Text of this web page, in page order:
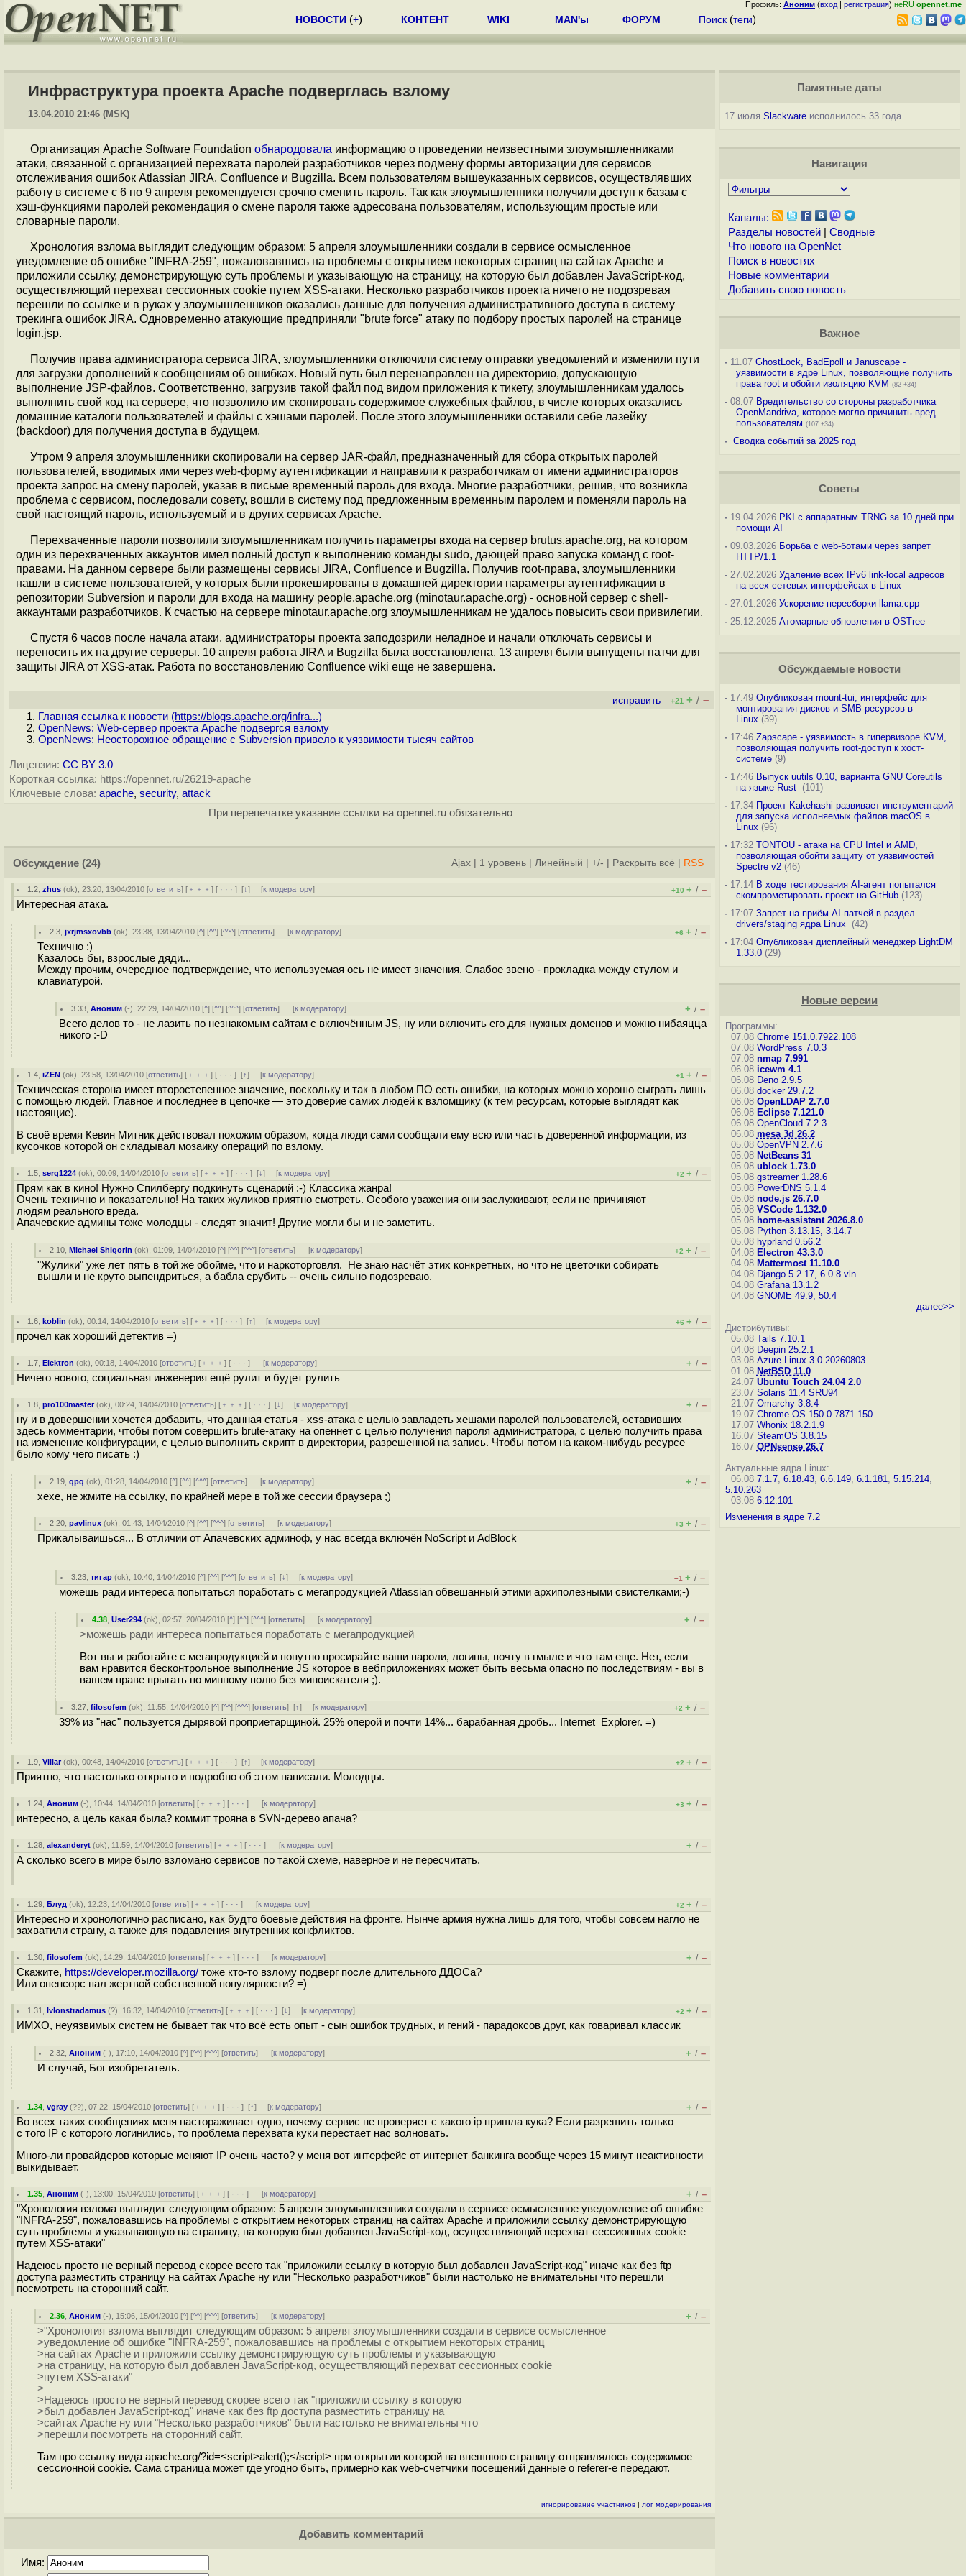
Профиль: Аноним (вход | регистрация) неRU opennet.me
НОВОСТИ (+) КОНТЕНТ WIKI MAN'ы ФОРУМ Поиск (теги)
Инфраструктура проекта Apache подверглась взлому
13.04.2010 21:46 (MSK)
Организация Apache Software Foundation обнародовала информацию о проведении неизвестными злоумышленниками
атаки, связанной с организацией перехвата паролей разработчиков через подмену формы авторизации для сервисов
отслеживания ошибок Atlassian JIRA, Confluence и Bugzilla. Всем пользователям вышеуказанных сервисов, осуществлявших
работу в системе с 6 по 9 апреля рекомендуется срочно сменить пароль. Так как злоумышленники получили доступ к базам с
хэш-функциями паролей рекомендация о смене пароля также адресована пользователям, использующим простые или
словарные пароли.
Хронология взлома выглядит следующим образом: 5 апреля злоумышленники создали в сервисе осмысленное
уведомление об ошибке "INFRA-259", пожаловавшись на проблемы с открытием некоторых страниц на сайтах Apache и
приложили ссылку, демонстрирующую суть проблемы и указывающую на страницу, на которую был добавлен JavaScript-код,
осуществляющий перехват сессионных cookie путем XSS-атаки. Несколько разработчиков проекта ничего не подозревая
перешли по ссылке и в руках у злоумышленников оказались данные для получения административного доступа в систему
трекинга ошибок JIRA. Одновременно атакующие предприняли "brute force" атаку по подбору простых паролей на странице
login.jsp.
Получив права администратора сервиса JIRA, злоумышленники отключили систему отправки уведомлений и изменили пути
для загрузки дополнений к сообщениям об ошибках. Новый путь был перенаправлен на директорию, допускающую
выполнение JSP-файлов. Соответственно, загрузив такой файл под видом приложения к тикету, злоумышленникам удалось
выполнить свой код на сервере, что позволило им скопировать содержимое служебных файлов, в числе которых оказались
домашние каталоги пользователей и файлы с хэшами паролей. После этого злоумышленники оставили себе лазейку
(backdoor) для получения доступа в будущем.
Утром 9 апреля злоумышленники скопировали на сервер JAR-файл, предназначенный для сбора открытых паролей
пользователей, вводимых ими через web-форму аутентификации и направили к разработчикам от имени администраторов
проекта запрос на смену паролей, указав в письме временный пароль для входа. Многие разработчики, решив, что возникла
проблема с сервисом, последовали совету, вошли в систему под предложенным временным паролем и поменяли пароль на
свой настоящий пароль, используемый и в других сервисах Apache.
Перехваченные пароли позволили злоумышленникам получить параметры входа на сервер brutus.apache.org, на котором
один из перехваченных аккаунтов имел полный доступ к выполнению команды sudo, дающей право запуска команд с root-
правами. На данном сервере были размещены сервисы JIRA, Confluence и Bugzilla. Получив root-права, злоумышленники
нашли в системе пользователей, у которых были прокешированы в домашней директории параметры аутентификации в
репозитории Subversion и пароли для входа на машину people.apache.org (minotaur.apache.org) - основной сервер с shell-
аккаунтами разработчиков. К счастью на сервере minotaur.apache.org злоумышленникам не удалось повысить свои привилегии.
Спустя 6 часов после начала атаки, администраторы проекта заподозрили неладное и начали отключать сервисы и
переносить их на другие серверы. 10 апреля работа JIRA и Bugzilla была восстановлена. 13 апреля были выпущены патчи для
защиты JIRA от XSS-атак. Работа по восстановлению Confluence wiki еще не завершена.
исправить +21 + / –
Главная ссылка к новости (https://blogs.apache.org/infra...)
OpenNews: Web-сервер проекта Apache подвергся взлому
OpenNews: Неосторожное обращение с Subversion привело к уязвимости тысяч сайтов
Лицензия: CC BY 3.0
Короткая ссылка: https://opennet.ru/26219-apache
Ключевые слова: apache, security, attack
При перепечатке указание ссылки на opennet.ru обязательно
Обсуждение (24) Ajax 1 уровень Линейный +/- Раскрыть всё RSS
1.2 ,zhus (ok), 23:20, 13/04/2010 [ответить] [ ﹢﹢﹢] [ · · ·][↓] [к модератору] +10 + / –
Интересная атака.
2.3 ,jxrjmsxovbb (ok), 23:38, 13/04/2010 [^] [^^] [^^^] [ответить] [к модератору] +6 + / –
Технично :)
Казалось бы, взрослые дяди...
Между прочим, очередное подтверждение, что используемая ось не имеет значения. Слабое звено - прокладка между стулом и
клавиатурой.
3.33 ,Аноним (-), 22:29, 14/04/2010 [^] [^^] [^^^] [ответить] [к модератору] + / –
Всего делов то - не лазить по незнакомым сайтам с включённым JS, ну или включить его для нужных доменов и можно нибаяцца
никого :-D
1.4 ,iZEN (ok), 23:58, 13/04/2010 [ответить] [ ﹢﹢﹢] [ · · ·][↑] [к модератору] +1 + / –
Техническая сторона имеет второстепенное значение, поскольку и так в любом ПО есть ошибки, на которых можно хорошо сыграть лишь
с помощью людей. Главное и последнее в цепочке — это доверие самих людей к взломщику (к тем ресурсам, которые выглядят как
настоящие).
В своё время Кевин Митник действовал похожим образом, когда люди сами сообщали ему всю или часть доверенной информации, из
кусочков которой он складывал мозаику операций по взлому.
1.5 ,serg1224 (ok), 00:09, 14/04/2010 [ответить] [ ﹢﹢﹢] [ · · ·][↓] [к модератору] +2 + / –
Прям как в кино! Нужно Cпилбергу подкинуть сценарий :-) Классика жанра!
Очень технично и показательно! На таких жуликов приятно смотреть. Особого уважения они заслуживают, если не причиняют
людям реального вреда.
Апачевские админы тоже молодцы - следят значит! Другие могли бы и не заметить.
2.10 ,Michael Shigorin (ok), 01:09, 14/04/2010 [^] [^^] [^^^] [ответить] [к модератору] +2 + / –
"Жулики" уже лет пять в той же обойме, что и наркоторговля. Не знаю насчёт этих конкретных, но что не цветочки собирать
вышли и не круто выпендриться, а бабла срубить -- очень сильно подозреваю.
1.6 ,koblin (ok), 00:14, 14/04/2010 [ответить] [ ﹢﹢﹢] [ · · ·][↑] [к модератору] +6 + / –
прочел как хороший детектив =)
1.7 ,Elektron (ok), 00:18, 14/04/2010 [ответить] [ ﹢﹢﹢] [ · · ·] [к модератору] + / –
Ничего нового, социальная инженерия ещё рулит и будет рулить
1.8 ,pro100master(ok), 00:24, 14/04/2010 [ответить] [ ﹢﹢﹢] [ · · ·][↓] [к модератору] + / –
ну и в довершении хочется добавить, что данная статья - xss-атака с целью завладеть хешами паролей пользователей, оставивших
здесь комментарии, чтобы потом совершить brute-атаку на опеннет с целью получения пароля администратора, с целью получить права
на изменение конфигурации, с целью выполнить скрипт в директории, разрешенной на запись. Чтобы потом на каком-нибудь ресурсе
было кому чего писать :)
2.19 ,qpq (ok), 01:28, 14/04/2010 [^] [^^] [^^^] [ответить] [к модератору] + / –
хехе, не жмите на ссылку, по крайней мере в той же сессии браузера ;)
2.20 ,pavlinux (ok), 01:43, 14/04/2010 [^] [^^] [^^^] [ответить] [к модератору] +3 + / –
Прикалываишься... В отличии от Апачевских админоф, у нас всегда включён NoScript и AdBlock
3.23 ,тигар (ok), 10:40, 14/04/2010 [^] [^^] [^^^] [ответить][↓] [к модератору] –1 + / –
можешь ради интереса попытаться поработать с мегапродукцией Atlassian обвешанный этими архиполезными свистелками;-)
4.38 ,User294 (ok), 02:57, 20/04/2010 [^] [^^] [^^^] [ответить] [к модератору] + / –
>можешь ради интереса попытаться поработать с мегапродукцией
Вот вы и работайте с мегапродукцией и попутно просирайте ваши пароли, логины, почту в гмыле и что там еще. Нет, если
вам нравится бесконтрольное выполнение JS которое в вебприложениях может быть весьма опасно по последствиям - вы в
вашем праве прыгать по минному полю без миноискателя ;).
3.27 ,filosofem (ok), 11:55, 14/04/2010 [^] [^^] [^^^] [ответить][↑] [к модератору] +2 + / –
39% из "нас" пользуется дырявой проприетарщиной. 25% оперой и почти 14%... барабанная дробь... Internet Explorer. =)
1.9 ,Viliar(ok), 00:48, 14/04/2010 [ответить] [ ﹢﹢﹢] [ · · ·][↑] [к модератору] +2 + / –
Приятно, что настолько открыто и подробно об этом написали. Молодцы.
1.24 ,Аноним (-), 10:44, 14/04/2010 [ответить] [ ﹢﹢﹢] [ · · ·] [к модератору] +3 + / –
интересно, а цель какая была? коммит трояна в SVN-дерево апача?
1.28 ,alexanderyt (ok), 11:59, 14/04/2010 [ответить] [ ﹢﹢﹢] [ · · ·] [к модератору] + / –
А сколько всего в мире было взломано сервисов по такой схеме, наверное и не пересчитать.
1.29 ,Блуд (ok), 12:23, 14/04/2010 [ответить] [ ﹢﹢﹢] [ · · ·] [к модератору] +2 + / –
Интересно и хронологично расписано, как будто боевые действия на фронте. Нынче армия нужна лишь для того, чтобы совсем нагло не
захватили страну, а также для подавления внутренних конфликтов.
1.30 ,filosofem (ok), 14:29, 14/04/2010 [ответить] [ ﹢﹢﹢] [ · · ·] [к модератору] + / –
Скажите, https://developer.mozilla.org/ тоже кто-то взлому подверг после длительного ДДОСа?
Или опенсорс пал жертвой собственной популярности? =)
1.31 ,lvlonstradamus (?), 16:32, 14/04/2010 [ответить] [ ﹢﹢﹢] [ · · ·][↓] [к модератору] +2 + / –
ИМХО, неуязвимых систем не бывает так что всё есть опыт - сын ошибок трудных, и гений - парадоксов друг, как говаривал классик
2.32 ,Аноним (-), 17:10, 14/04/2010 [^] [^^] [^^^] [ответить] [к модератору] + / –
И случай, Бог изобретатель.
1.34 ,vgray (??), 07:22, 15/04/2010 [ответить] [ ﹢﹢﹢] [ · · ·][↑] [к модератору] + / –
Во всех таких сообщениях меня настораживает одно, почему сервис не проверяет с какого ip пришла кука? Если разрешить только
с того IP с которого логинились, то проблема перехвата куки перестает нас волновать.
Много-ли провайдеров которые меняют IP очень часто? у меня вот интерфейс от интернет банкинга вообще через 15 минут неактивности
выкидывает.
1.35 ,Аноним (-), 13:00, 15/04/2010 [ответить] [ ﹢﹢﹢] [ · · ·] [к модератору] + / –
"Хронология взлома выглядит следующим образом: 5 апреля злоумышленники создали в сервисе осмысленное уведомление об ошибке
"INFRA-259", пожаловавшись на проблемы с открытием некоторых страниц на сайтах Apache и приложили ссылку демонстрирующую
суть проблемы и указывающую на страницу, на которую был добавлен JavaScript-код, осуществляющий перехват сессионных cookie
путем XSS-атаки"
Надеюсь просто не верный перевод скорее всего так "приложили ссылку в которую был добавлен JavaScript-код" иначе как без ftp
доступа разместить страницу на сайтах Apache ну или "Несколько разработчиков" были настолько не внимательны что перешли
посмотреть на сторонний сайт.
2.36 ,Аноним (-), 15:06, 15/04/2010 [^] [^^] [^^^] [ответить] [к модератору] + / –
>"Хронология взлома выглядит следующим образом: 5 апреля злоумышленники создали в сервисе осмысленное
>уведомление об ошибке "INFRA-259", пожаловавшись на проблемы с открытием некоторых страниц
>на сайтах Apache и приложили ссылку демонстрирующую суть проблемы и указывающую
>на страницу, на которую был добавлен JavaScript-код, осуществляющий перехват сессионных cookie
>путем XSS-атаки"
>
>Надеюсь просто не верный перевод скорее всего так "приложили ссылку в которую
>был добавлен JavaScript-код" иначе как без ftp доступа разместить страницу на
>сайтах Apache ну или "Несколько разработчиков" были настолько не внимательны что
>перешли посмотреть на сторонний сайт.
Там про ссылку вида apache.org/?id=<script>alert();</script> при открытии которой на внешнюю страницу отправлялось содержимое
сессионной cookie. Сама страница может где угодно быть, примерно как web-счетчики посещений данные о referer-е передают.
игнорирование участников | лог модерирования
Добавить комментарий
Имя:
Памятные даты
17 июля Slackwareисполнилось 33 года
Навигация
Каналы:
Разделы новостей| Сводные
Что нового на OpenNet
Поиск в новостях
Новые комментарии
Добавить свою новость
Важное
-11.07 GhostLock, BadEpoll и Januscape -
уязвимости в ядре Linux, позволяющие получить
права root и обойти изоляцию KVM (82 +34)
-08.07 Вредительство со стороны разработчика
OpenMandriva, которое могло причинить вред
пользователям (107 +34)
- Сводка событий за 2025 год
Советы
-19.04.2026 PKI с аппаратным TRNG за 10 дней при
помощи AI
-09.03.2026 Борьба с web-ботами через запрет
HTTP/1.1
-27.02.2026 Удаление всех IPv6 link-local адресов
на всех сетевых интерфейсах в Linux
-27.01.2026 Ускорение пересборки llama.cpp
-25.12.2025 Атомарные обновления в OSTree
Обсуждаемые новости
-17:49 Опубликован mount-tui, интерфейс для
монтирования дисков и SMB-ресурсов в
Linux (39)
-17:46 Zapscape - уязвимость в гипервизоре KVM,
позволяющая получить root-доступ к хост-
системе(9)
-17:46 Выпуск uutils 0.10, варианта GNU Coreutils
на языке Rust (101)
-17:34 Проект Kakehashi развивает инструментарий
для запуска исполняемых файлов macOS в
Linux (96)
-17:32 TONTOU - атака на CPU Intel и AMD,
позволяющая обойти защиту от уязвимостей
Spectre v2(46)
-17:14 В ходе тестирования AI-агент попытался
скомпрометировать проект на GitHub(123)
-17:07 Запрет на приём AI-патчей в раздел
drivers/staging ядра Linux
(42)
-17:04 Опубликован дисплейный менеджер LightDM
1.33.0(29)
Новые версии
Программы:
07.08 Chrome 151.0.7922.108
07.08 WordPress 7.0.3
07.08 nmap 7.991
06.08 icewm 4.1
06.08 Deno 2.9.5
06.08 docker 29.7.2
06.08 OpenLDAP 2.7.0
06.08 Eclipse 7.121.0
06.08 OpenCloud 7.2.3
06.08 mesa 3d 26.2
05.08 OpenVPN 2.7.6
05.08 NetBeans 31
05.08 ublock 1.73.0
05.08 gstreamer 1.28.6
05.08 PowerDNS 5.1.4
05.08 node.js 26.7.0
05.08 VSCode 1.132.0
05.08 home-assistant 2026.8.0
05.08 Python 3.13.15, 3.14.7
05.08 hyprland 0.56.2
04.08 Electron 43.3.0
04.08 Mattermost 11.10.0
04.08 Django 5.2.17, 6.0.8 vln
04.08 Grafana 13.1.2
04.08 GNOME 49.9, 50.4
далее>>
Дистрибутивы:
05.08 Tails 7.10.1
04.08 Deepin 25.2.1
03.08 Azure Linux 3.0.20260803
01.08 NetBSD 11.0
24.07 Ubuntu Touch 24.04 2.0
23.07 Solaris 11.4 SRU94
21.07 Omarchy 3.8.4
19.07 Chrome OS 150.0.7871.150
17.07 Whonix 18.2.1.9
16.07 SteamOS 3.8.15
16.07 OPNsense 26.7
Актуальные ядра Linux:
06.08 7.1.7, 6.18.43, 6.6.149, 6.1.181, 5.15.214,
5.10.263
03.08 6.12.101
Изменения в ядре 7.2